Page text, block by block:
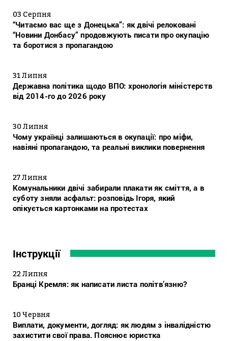
03 Серпня
“Читаємо вас ще з Донецька”: як двічі релоковані
“Новини Донбасу” продовжують писати про окупацію
та боротися з пропагандою
31 Липня
Державна політика щодо ВПО: хронологія міністерств
від 2014-го до 2026 року
30 Липня
Чому українці залишаються в окупації: про міфи,
навіяні пропагандою, та реальні виклики повернення
27 Липня
Комунальники двічі забирали плакати як сміття, а в
суботу зняли асфальт: розповідь Ігоря, який
опікується картонками на протестах
Інструкції
22 Липня
Бранці Кремля: як написати листа політв’язню?
10 Червня
Виплати, документи, догляд: як людям з інвалідністю
захистити свої права. Пояснює юристка